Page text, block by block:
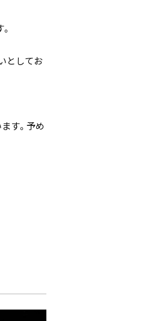
としてお
す。予め